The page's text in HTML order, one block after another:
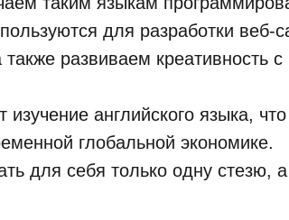
для разработки веб-
развиваем креативность
английского языка,
глобальной экономике.
для себя только одну стезю,